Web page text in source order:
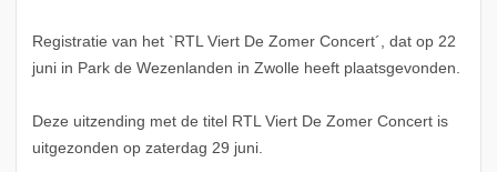
Registratie van het `RTL Viert De Zomer Concert´, dat op 22
juni in Park de Wezenlanden in Zwolle heeft plaatsgevonden.
Deze uitzending met de titel RTL Viert De Zomer Concert is
uitgezonden op zaterdag 29 juni.